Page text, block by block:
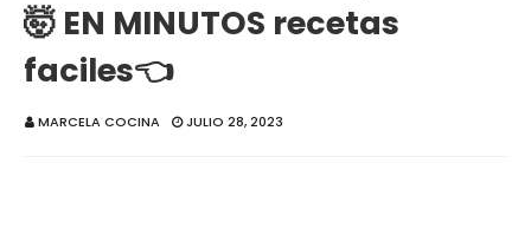
🤯 EN MINUTOS recetas
faciles👈
MARCELA COCINA JULIO 28, 2023